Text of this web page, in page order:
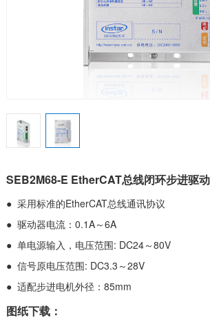
SEB2M68-E EtherCAT总线闭环步进驱
● 采用标准的EtherCAT总线通讯协议
● 驱动器电流：0.1A～6A
● 单电源输入，电压范围: DC24～80V
● 信号原电压范围: DC3.3～28V
● 适配步进电机外径：85mm
图纸下载：